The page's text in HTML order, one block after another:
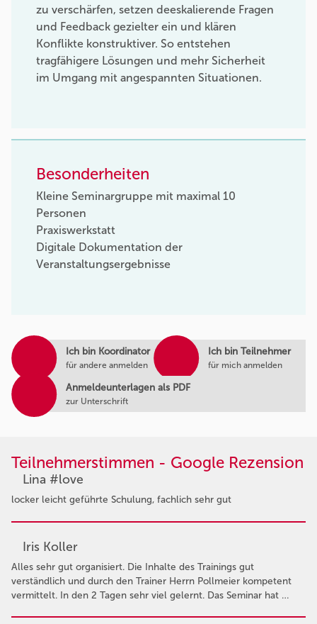
Ich bin Koordinator
für andere anmelden
Ich bin Teilnehmer
für mich anmelden
Anmeldeunterlagen als PDF
zur Unterschrift
zu verschärfen, setzen deeskalierende Fragen
und Feedback gezielter ein und klären
Konflikte konstruktiver. So entstehen
tragfähigere Lösungen und mehr Sicherheit
im Umgang mit angespannten Situationen.
Besonderheiten
Kleine Seminargruppe mit maximal 10
Personen
Praxiswerkstatt
Digitale Dokumentation der
Veranstaltungsergebnisse
Teilnehmerstimmen - Google Rezension
Lina #love
locker leicht geführte Schulung, fachlich sehr gut
Iris Koller
Alles sehr gut organisiert. Die Inhalte des Trainings gut
verständlich und durch den Trainer Herrn Pollmeier kompetent
vermittelt. In den 2 Tagen sehr viel gelernt. Das Seminar hat …